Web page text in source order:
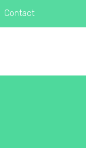
Contact